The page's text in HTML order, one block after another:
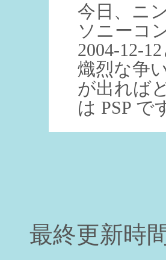
今日、ニ
ソニーコ
2004-12-
熾烈な争
が出れば
は PSP で
最終更新時